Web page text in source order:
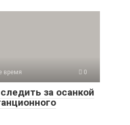
время 0
за осанкой